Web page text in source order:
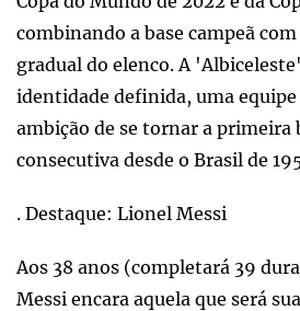
combinando a base campeã
gradual do elenco. A
identidade definida, uma
ambição de se tornar a primeira
consecutiva desde o Brasil de
. Destaque: Lionel Messi
Aos 38 anos (completará 39
Messi encara aquela que será